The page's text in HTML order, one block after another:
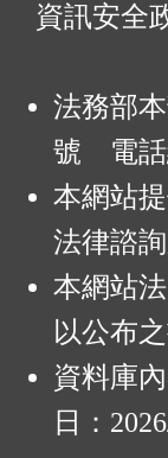
資訊安全
法務部
號 電話
本網站
法律諮詢
本網站
以公布
資料庫
日：